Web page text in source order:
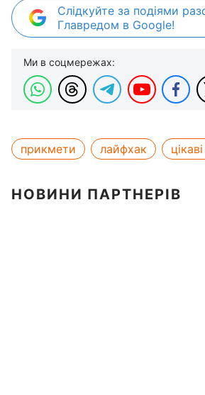
Слідкуйте за подіями
Главредом в Google!
Ми в соцмережах:
прикмети лайфхак
НОВИНИ ПАРТНЕРІВ